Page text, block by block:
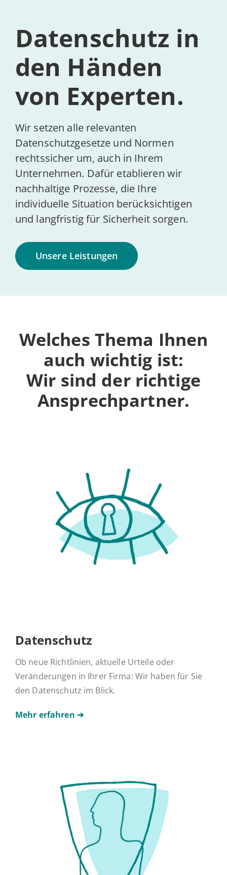
Kontakt
Daten­schutz in
den Händen
von Experten.
Wir setzen alle relevanten
Datenschutzgesetze und Normen
rechtssicher um, auch in Ihrem
Unternehmen. Dafür etablieren wir
nachhaltige Prozesse, die Ihre
individuelle Situation berücksichtigen
und langfristig für Sicherheit sorgen.
Unsere Leis­tun­gen
Welches Thema Ihnen
auch wichtig ist:
Wir sind der rich­ti­ge
Ansprechpartner.
Daten­schutz
Ob neue Richtlinien, aktuelle Urteile oder
Veränderungen in Ihrer Firma: Wir haben für Sie
den Datenschutz im Blick.
Mehr erfahren ➔